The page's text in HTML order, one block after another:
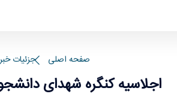
صفحه اصلی جزئیات خبر
اجلاسیه کنگره شهدای